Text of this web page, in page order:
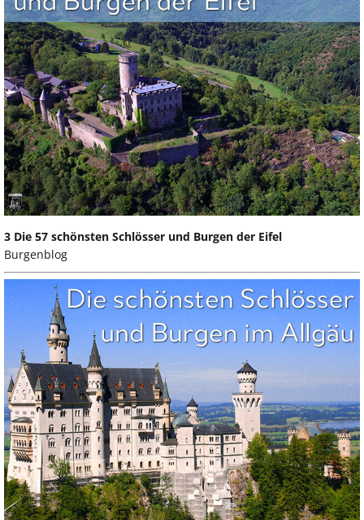
3 Die 57 schönsten Schlösser und Burgen der Eifel
Burgenblog